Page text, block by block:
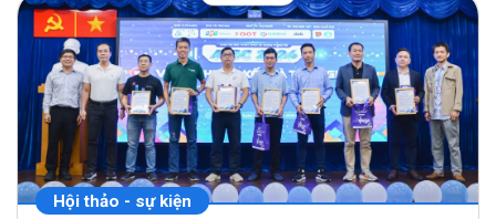
Hội thảo - sự kiện